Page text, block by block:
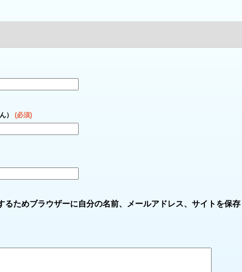
） (必須)
るためブラウザーに自分の名前、メールアドレス、サイトを保存